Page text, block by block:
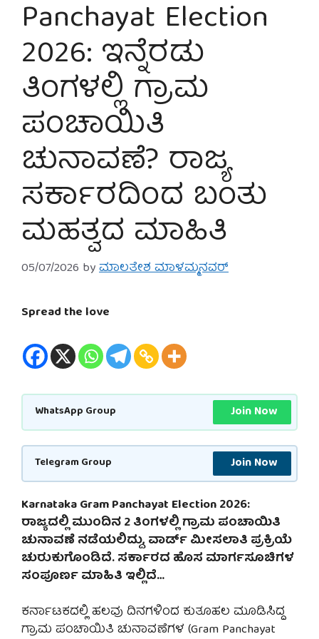
Panchayat Election
2026: ಇನ್ನೆರಡು
ತಿಂಗಳಲ್ಲಿ ಗ್ರಾಮ
ಪಂಚಾಯಿತಿ
ಚುನಾವಣೆ? ರಾಜ್ಯ
ಸರ್ಕಾರದಿಂದ ಬಂತು
ಮಹತ್ವದ ಮಾಹಿತಿ
05/07/2026 byಮಾಲತೇಶ ಮಾಳಮ್ಮನವರ್
Spread the love
WhatsApp Group Join Now
Telegram Group Join Now
Karnataka Gram Panchayat Election 2026:
ರಾಜ್ಯದಲ್ಲಿ ಮುಂದಿನ 2 ತಿಂಗಳಲ್ಲಿ ಗ್ರಾಮ ಪಂಚಾಯಿತಿ
ಚುನಾವಣೆ ನಡೆಯಲಿದ್ದು, ವಾರ್ಡ್ ಮೀಸಲಾತಿ ಪ್ರಕ್ರಿಯೆ
ಚುರುಕುಗೊಂಡಿದೆ. ಸರ್ಕಾರದ ಹೊಸ ಮಾರ್ಗಸೂಚಿಗಳ
ಸಂಪೂರ್ಣ ಮಾಹಿತಿ ಇಲ್ಲಿದೆ…
ಕರ್ನಾಟಕದಲ್ಲಿ ಹಲವು ದಿನಗಳಿಂದ ಕುತೂಹಲ ಮೂಡಿಸಿದ್ದ
ಗ್ರಾಮ ಪಂಚಾಯಿತಿ ಚುನಾವಣೆಗಳ (Gram Panchayat